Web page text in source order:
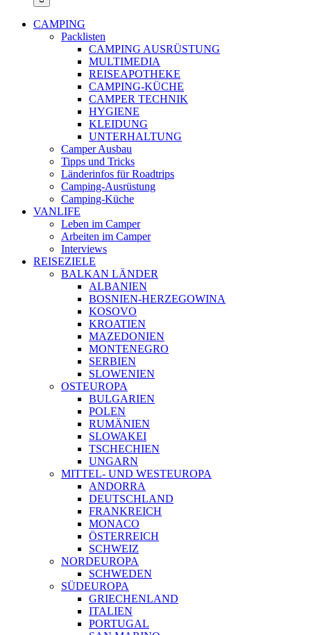
CAMPING
Packlisten
CAMPING AUSRÜSTUNG
MULTIMEDIA
REISEAPOTHEKE
CAMPING-KÜCHE
CAMPER TECHNIK
HYGIENE
KLEIDUNG
UNTERHALTUNG
Camper Ausbau
Tipps und Tricks
Länderinfos für Roadtrips
Camping-Ausrüstung
Camping-Küche
VANLIFE
Leben im Camper
Arbeiten im Camper
Interviews
REISEZIELE
BALKAN LÄNDER
ALBANIEN
BOSNIEN-HERZEGOWINA
KOSOVO
KROATIEN
MAZEDONIEN
MONTENEGRO
SERBIEN
SLOWENIEN
OSTEUROPA
BULGARIEN
POLEN
RUMÄNIEN
SLOWAKEI
TSCHECHIEN
UNGARN
MITTEL- UND WESTEUROPA
ANDORRA
DEUTSCHLAND
FRANKREICH
MONACO
ÖSTERREICH
SCHWEIZ
NORDEUROPA
SCHWEDEN
SÜDEUROPA
GRIECHENLAND
ITALIEN
PORTUGAL